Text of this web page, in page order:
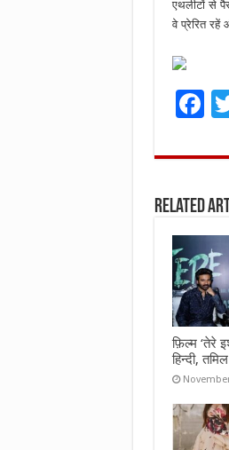
एथलीटों से
वे प्रेरित रहें
F
o
o
k
Related
फ़िल्म ‘तेरे
हिन्दी,